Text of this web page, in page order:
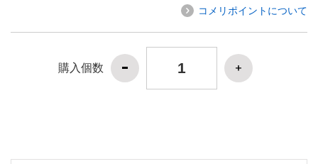
コメリポイントについて
購入個数